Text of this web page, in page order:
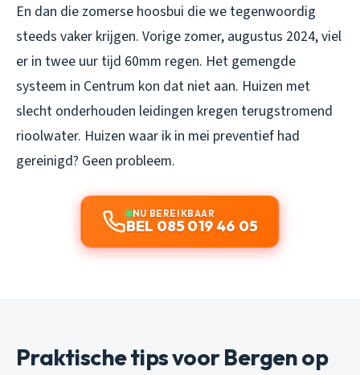
En dan die zomerse hoosbui die we tegenwoordig
steeds vaker krijgen. Vorige zomer, augustus 2024, viel
er in twee uur tijd 60mm regen. Het gemengde
systeem in Centrum kon dat niet aan. Huizen met
slecht onderhouden leidingen kregen terugstromend
rioolwater. Huizen waar ik in mei preventief had
gereinigd? Geen probleem.
NU BEREIKBAAR
BEL 085 019 46 05
Praktische tips voor Bergen op